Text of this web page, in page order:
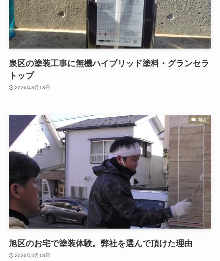
泉区の塗装工事に無機ハイブリッド塗料・グランセラ
トップ
2026年3月13日
旭区
旭区のお宅で塗装体験。弊社を選んで頂けた理由
2026年2月13日